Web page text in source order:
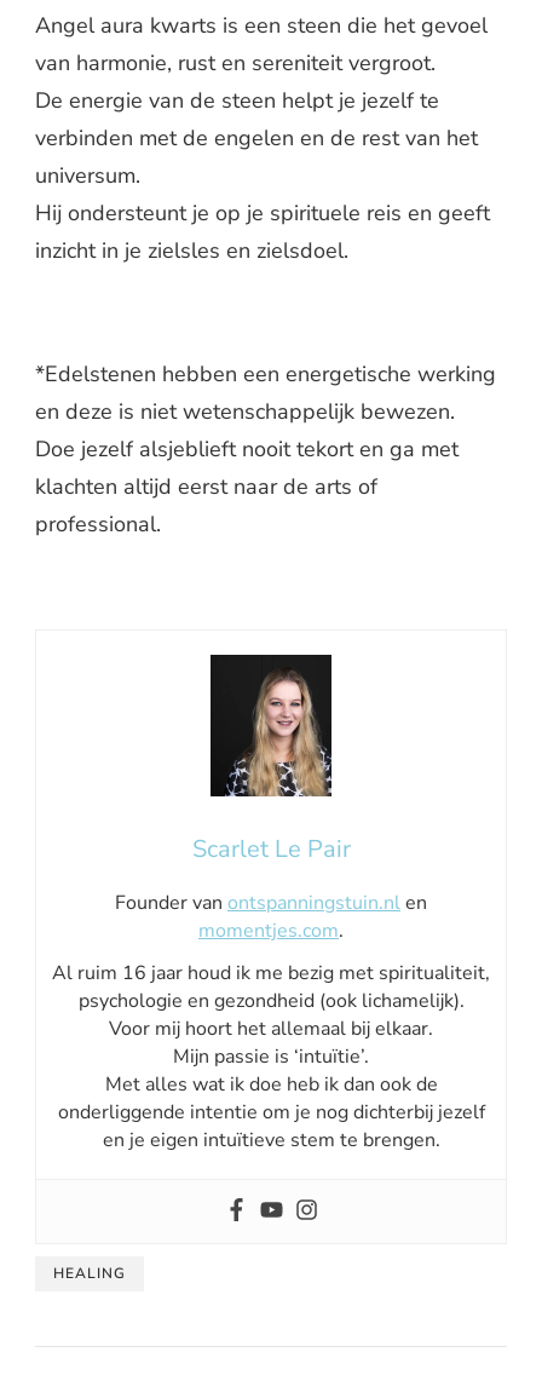
Angel aura kwarts is een steen die het gevoel
van harmonie, rust en sereniteit vergroot.
De energie van de steen helpt je jezelf te
verbinden met de engelen en de rest van het
universum.
Hij ondersteunt je op je spirituele reis en geeft
inzicht in je zielsles en zielsdoel.
*Edelstenen hebben een energetische werking
en deze is niet wetenschappelijk bewezen.
Doe jezelf alsjeblieft nooit tekort en ga met
klachten altijd eerst naar de arts of
professional.
Scarlet Le Pair
Founder van ontspanningstuin.nlen
momentjes.com.
Al ruim 16 jaar houd ik me bezig met spiritualiteit,
psychologie en gezondheid (ook lichamelijk).
Voor mij hoort het allemaal bij elkaar.
Mijn passie is ‘intuïtie’.
Met alles wat ik doe heb ik dan ook de
onderliggende intentie om je nog dichterbij jezelf
en je eigen intuïtieve stem te brengen.
HEALING